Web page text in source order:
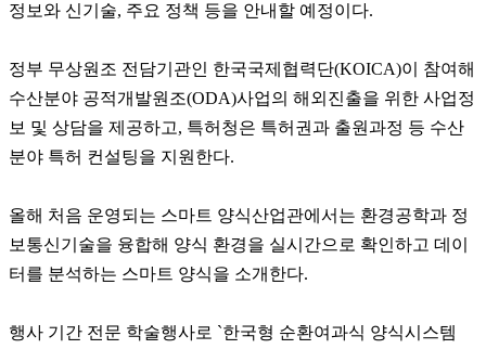
정보와 신기술, 주요 정책 등을 안내할 예정이다.
정부 무상원조 전담기관인 한국국제협력단(KOICA)이 참여해
수산분야 공적개발원조(ODA)사업의 해외진출을 위한 사업정
보 및 상담을 제공하고, 특허청은 특허권과 출원과정 등 수산
분야 특허 컨설팅을 지원한다.
올해 처음 운영되는 스마트 양식산업관에서는 환경공학과 정
보통신기술을 융합해 양식 환경을 실시간으로 확인하고 데이
터를 분석하는 스마트 양식을 소개한다.
행사 기간 전문 학술행사로 `한국형 순환여과식 양식시스템